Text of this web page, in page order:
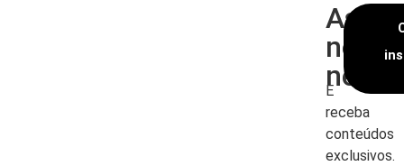
nossa
E
receba
conteúdos
exclusivos.